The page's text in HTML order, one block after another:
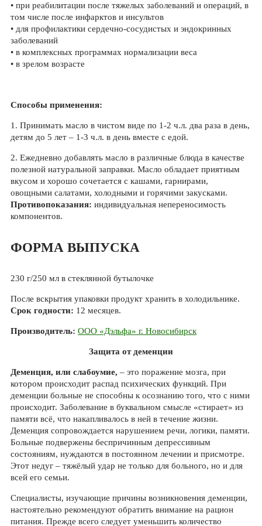
• при реабилитации после тяжелых заболеваний и операций, в
том числе после инфарктов и инсультов
• для профилактики сердечно-сосудистых и эндокринных
заболеваний
• в комплексных программах нормализации веса
• в зрелом возрасте
Способы применения:
1. Принимать масло в чистом виде по 1-2 ч.л. два раза в день,
детям до 5 лет – 1-3 ч.л. в день вместе с едой.
2. Ежедневно добавлять масло в различные блюда в качестве
полезной натуральной заправки. Масло обладает приятным
вкусом и хорошо сочетается с кашами, гарнирами,
овощными салатами, холодными и горячими закусками.
Противопоказания: индивидуальная непереносимость
компонентов.
ФОРМА ВЫПУСКА
230 г/250 мл в стеклянной бутылочке
После вскрытия упаковки продукт хранить в холодильнике.
Срок годности: 12 месяцев.
Производитель: ООО «Дэльфа» г. Новосибирск
Защита от деменции
Деменция, или слабоумие, – это поражение мозга, при
котором происходит распад психических функций. При
деменции больные не способны к осознанию того, что с ними
происходит. Заболевание в буквальном смысле «стирает» из
памяти всё, что накапливалось в ней в течение жизни.
Деменция сопровождается нарушением речи, логики, памяти.
Больные подвержены беспричинным депрессивным
состояниям, нуждаются в постоянном лечении и присмотре.
Этот недуг – тяжёлый удар не только для больного, но и для
всей его семьи.
Специалисты, изучающие причины возникновения деменции,
настоятельно рекомендуют обратить внимание на рацион
питания. Прежде всего следует уменьшить количество